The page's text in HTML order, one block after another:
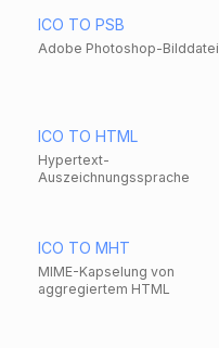
ICO TO PSB
Adobe Photoshop-Bilddatei
ICO TO HTML
Hypertext-
Auszeichnungssprache
ICO TO MHT
MIME-Kapselung von
aggregiertem HTML